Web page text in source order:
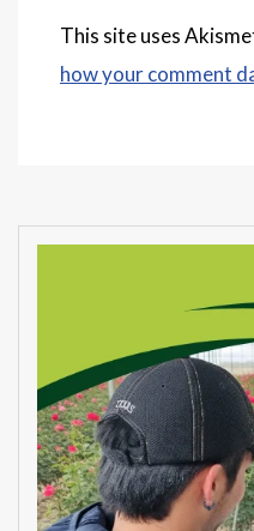
This site uses
how your comment